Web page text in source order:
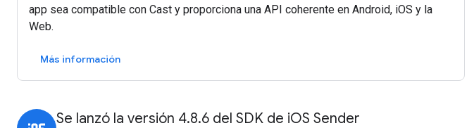
app sea compatible con Cast y proporciona una API coherente en Android, iOS y la
Web.
Más información
Se lanzó la versión 4.8.6 del SDK de iOS Sender